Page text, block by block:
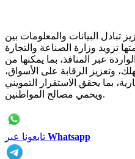
تبادل البيانات والمعلومات بين
تزويد وزارة الصناعة والتجارة
عبر المنافذ، بما يمكنها من
وتعزيز الرقابة على الأسواق،
بما يحقق الاستقرار التمويني
ويحمي مصالح المواطنين.
Whatsapp